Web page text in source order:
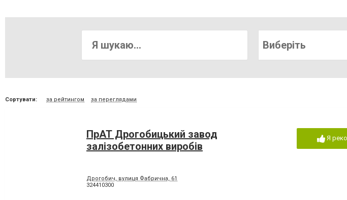
Виберіть
Сортувати: за рейтингом за переглядами
ПрАТ Дрогобицький завод
залізобетонних виробів
Дрогобич, вулиця Фабрична, 61
324410300
Я